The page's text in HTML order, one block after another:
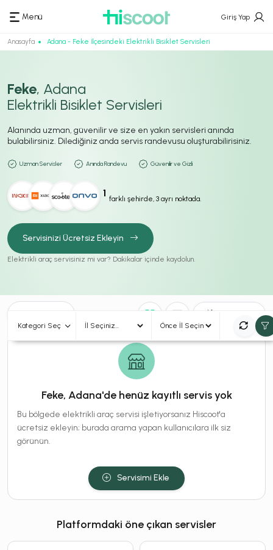
Menü Giriş Yap
Anasayfa Adana - Feke İlçesindeki Elektrikli Bisiklet Servisleri
Feke, Adana
Elektrikli Bisiklet Servisleri
Alanında uzman, güvenilir ve size en yakın servisleri anında
bulabilirsiniz. Dilediğiniz anda servis randevusu oluşturabilirisiniz.
Uzman Servisler Anında Randevu Güvenilir ve Gizli
1 farklı şehirde, 3 ayrı noktada.
Servisinizi Ücretsiz Ekleyin
Elektrikli araç servisiniz mi var? Dakikalar içinde kaydolun.
Kategori Seç
Feke, Adana'de henüz kayıtlı servis yok
Bu bölgede elektrikli araç servisi işletiyorsanız Hiscoot'a
ücretsiz ekleyin; burada arama yapan kullanıcılara ilk siz
görünün.
Servisimi Ekle
Platformdaki öne çıkan servisler